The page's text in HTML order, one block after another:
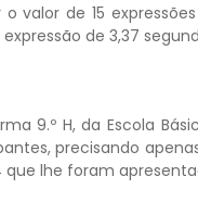
o valor de 15
de 3,37
9.º H, da Escola
precisando
que lhe foram